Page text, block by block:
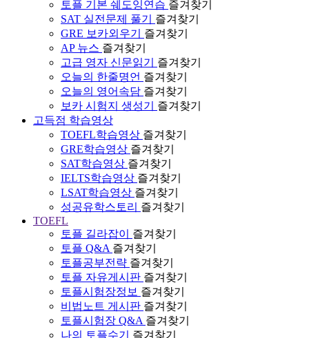
토플 기본 쉐도잉연습 즐겨찾기
SAT 실전문제 풀기
즐겨찾기
GRE 보카외우기
즐겨찾기
AP 뉴스 즐겨찾기
고급 영자 신문읽기
즐겨찾기
오늘의 한줄명언 즐겨찾기
오늘의 영어속담 즐겨찾기
보카 시험지 생성기
즐겨찾기
고득점 학습영상
TOEFL학습영상 즐겨찾기
GRE학습영상 즐겨찾기
SAT학습영상 즐겨찾기
IELTS학습영상 즐겨찾기
LSAT학습영상 즐겨찾기
성공유학스토리 즐겨찾기
TOEFL
토플 길라잡이
즐겨찾기
토플 Q&A 즐겨찾기
토플공부전략 즐겨찾기
토플 자유게시판 즐겨찾기
토플시험장정보 즐겨찾기
비법노트 게시판 즐겨찾기
토플시험장 Q&A 즐겨찾기
나의 토플수기
즐겨찾기